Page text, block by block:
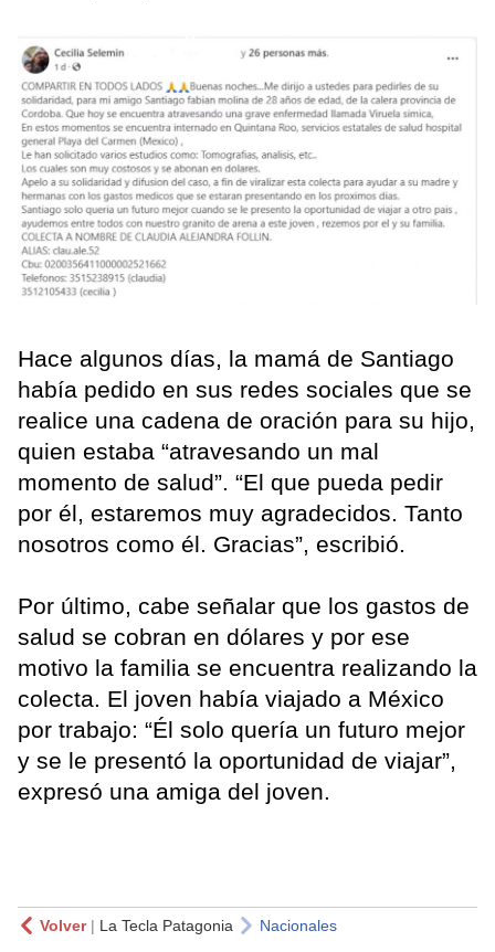
Hace algunos días, la mamá de Santiago
había pedido en sus redes sociales que se
realice una cadena de oración para su hijo,
quien estaba “atravesando un mal
momento de salud”. “El que pueda pedir
por él, estaremos muy agradecidos. Tanto
nosotros como él. Gracias”, escribió.
Por último, cabe señalar que los gastos de
salud se cobran en dólares y por ese
motivo la familia se encuentra realizando la
colecta. El joven había viajado a México
por trabajo: “Él solo quería un futuro mejor
y se le presentó la oportunidad de viajar”,
expresó una amiga del joven.
Volver| La Tecla Patagonia Nacionales